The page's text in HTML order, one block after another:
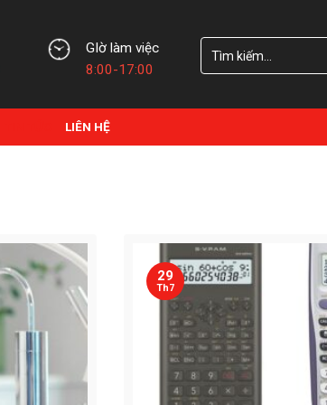
GIờ làm việc
8:00-17:00
Tìm
kiếm:
LIÊN HỆ
29
Th7